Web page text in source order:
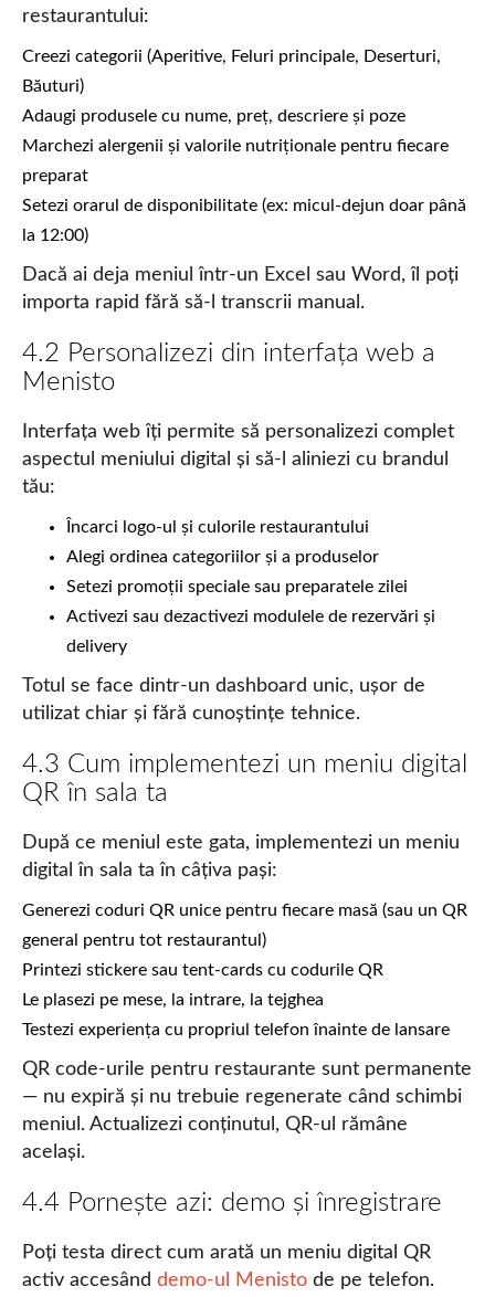
restaurantului:
Creezi categorii (Aperitive, Feluri principale, Deserturi,
Băuturi)
Adaugi produsele cu nume, preț, descriere și poze
Marchezi alergenii și valorile nutriționale pentru fiecare
preparat
Setezi orarul de disponibilitate (ex: micul-dejun doar până
la 12:00)
Dacă ai deja meniul într-un Excel sau Word, îl poți
importa rapid fără să-l transcrii manual.
4.2 Personalizezi din interfața web a
Menisto
Interfața web îți permite să personalizezi complet
aspectul meniului digital și să-l aliniezi cu brandul
tău:
Încarci logo-ul și culorile restaurantului
Alegi ordinea categoriilor și a produselor
Setezi promoții speciale sau preparatele zilei
Activezi sau dezactivezi modulele de rezervări și
delivery
Totul se face dintr-un dashboard unic, ușor de
utilizat chiar și fără cunoștințe tehnice.
4.3 Cum implementezi un meniu digital
QR în sala ta
După ce meniul este gata, implementezi un meniu
digital în sala ta în câțiva pași:
Generezi coduri QR unice pentru fiecare masă (sau un QR
general pentru tot restaurantul)
Printezi stickere sau tent-cards cu codurile QR
Le plasezi pe mese, la intrare, la tejghea
Testezi experiența cu propriul telefon înainte de lansare
QR code-urile pentru restaurante sunt permanente
— nu expiră și nu trebuie regenerate când schimbi
meniul. Actualizezi conținutul, QR-ul rămâne
același.
4.4 Pornește azi: demo și înregistrare
Poți testa direct cum arată un meniu digital QR
activ accesând demo-ul Menisto de pe telefon.